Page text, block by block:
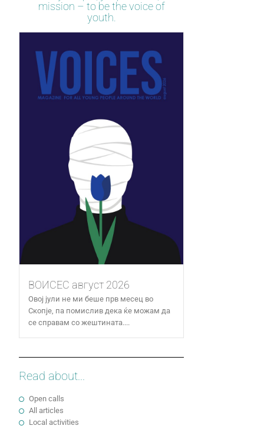
mission – to be the voice of
youth.
ВОИСЕС август 2026
Овој јули не ми беше прв месец во
Скопје, па помислив дека ќе можам да
се справам со жештината....
Read about...
Open calls
All articles
Local activities